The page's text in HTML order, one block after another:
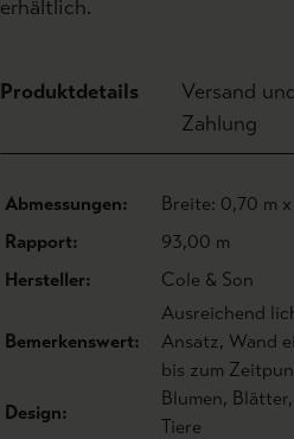
erhältlich.
Produktdetails
Versand
Zahlung
Abmessungen:
Breite: 0,70 m
Rapport:
93,00 m
Hersteller:
Cole & Son
Bemerkenswert:
Ausreichend
Ansatz, Wand
bis zum
Design:
Blumen, Blätter
Tiere